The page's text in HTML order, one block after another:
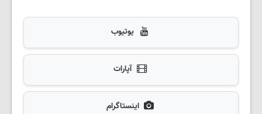
یوتیوب
آپارات
اینستاگرام